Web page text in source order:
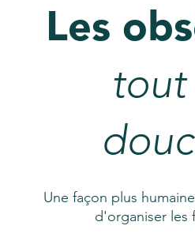
Les
tout
Une façon plus
d'organiser les